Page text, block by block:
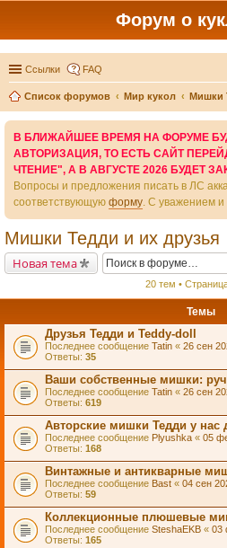
Форум о
Ссылки FAQ
Список форумов Мир кукол
Мишки
В БЛИЖАЙШЕЕ ВРЕМЯ НА ФОРУМЕ
АВТОРИЗАЦИЯ, ТО ЕСТЬ САЙТ
ЧТЕНИЕ", А В АВГУСТЕ 2026 БУДЕТ
Вопросы и предложения писать в ЛС
соответствующую форму. С уважением
Мишки Тедди и их друзья
Новая тема
20 тем •
Темы
Друзья Тедди и Teddy-doll
Последнее сообщение Tatin « 26 сен
Ответы: 35
Ваши собственные мишки:
Последнее сообщение Tatin « 26 сен
Ответы: 619
Авторские мишки Тедди у нас
Последнее сообщение Plyushka « 05
Ответы: 168
Винтажные и антикварные
Последнее сообщение Bast « 04 сен
Ответы: 59
Коллекционные плюшевые
Последнее сообщение SteshaEKB « 03
Ответы: 165